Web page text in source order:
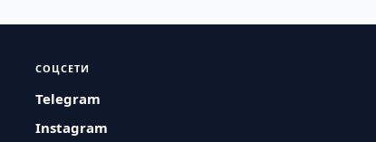
СОЦСЕТИ
Telegram
Instagram